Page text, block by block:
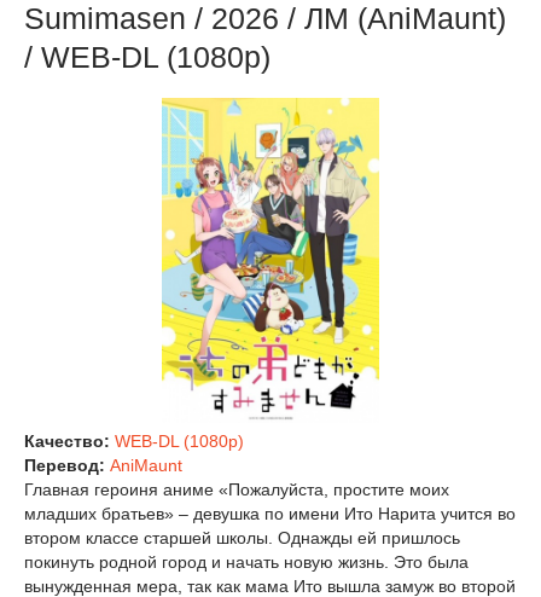
Sumimasen / 2026 / ЛМ (AniMaunt)
/ WEB-DL (1080p)
Качество: WEB-DL (1080p)
Перевод: AniMaunt
Главная героиня аниме «Пожалуйста, простите моих
младших братьев» – девушка по имени Ито Нарита учится во
втором классе старшей школы. Однажды ей пришлось
покинуть родной город и начать новую жизнь. Это была
вынужденная мера, так как мама Ито вышла замуж во второй